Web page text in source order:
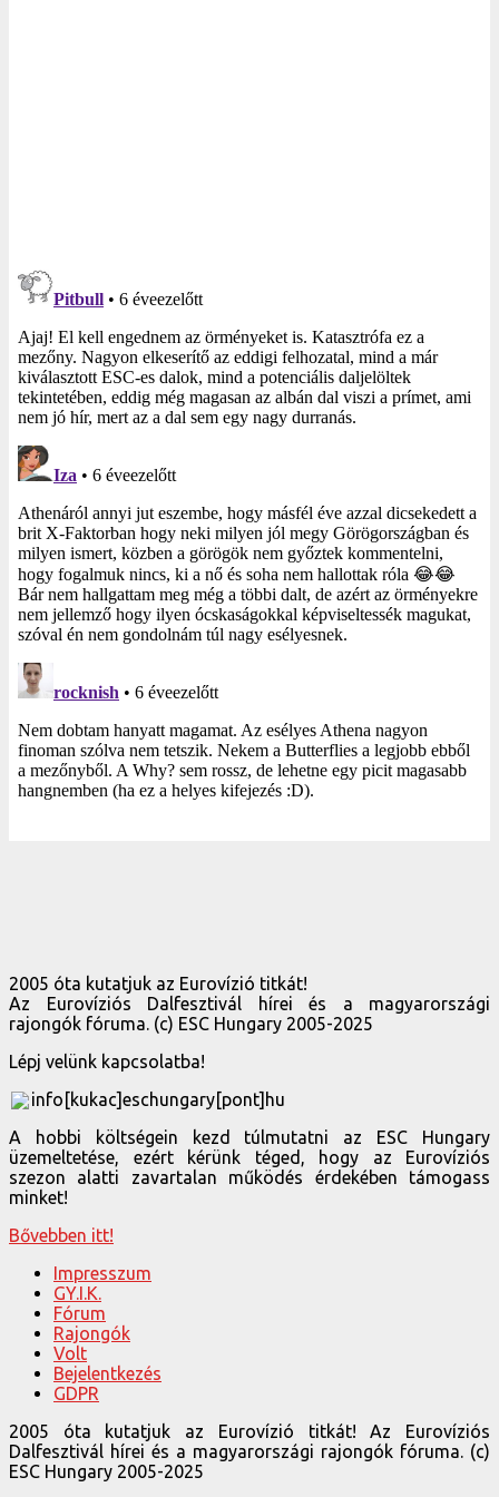
2005 óta kutatjuk az Eurovízió titkát!
Az Eurovíziós Dalfesztivál hírei és a magyarországi
rajongók fóruma. (c) ESC Hungary 2005-2025
Lépj velünk kapcsolatba!
info[kukac]eschungary[pont]hu
A hobbi költségein kezd túlmutatni az ESC Hungary
üzemeltetése, ezért kérünk téged, hogy az Eurovíziós
szezon alatti zavartalan működés érdekében támogass
minket!
Bővebben itt!
Impresszum
GY.I.K.
Fórum
Rajongók
Volt
Bejelentkezés
GDPR
2005 óta kutatjuk az Eurovízió titkát! Az Eurovíziós
Dalfesztivál hírei és a magyarországi rajongók fóruma. (c)
ESC Hungary 2005-2025